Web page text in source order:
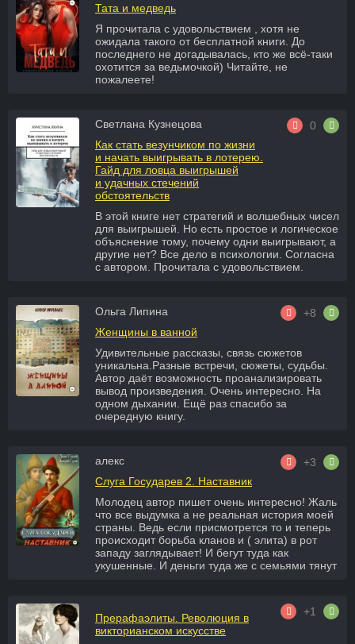
Тата и медведь
Я прочитала с удовольствием , хотя не
ожидала такого от бесплатной книги. До
последнего не догадывалась, кто же всё-таки
охотится за ведьмочкой) Читайте, не
пожалеете!
Светлана Кузнецова
0
Как стать везунчиком по жизни
и начать выигрывать в лотерею.
Гайд для ловца выигрышей
и удачных стечений
обстоятельств
В этой книге нет стратегий и волшебных чисел
для выигрышей. Но есть простое и логическое
объяснение тому, почему одни выигрывают, а
другие нет? Все дело в психологии. Согласна
с автором. Прочитала с удовольствием.
Ольга Липина
+8
Женщины в ванной
Удивительные рассказы, связь сюжетов
уникальна.Разные встречи, сюжеты, судьбы.
Автор даёт возможность проанализировать
вывод произведения. Очень интересно. На
одном дыхании. Ещё раз спасибо за
очередную книгу.
алекс
+3
Слуга Государев 2. Наставник
Молодец автор пишет очень интересно! Жаль
что все выдумка а не реальная история моей
страны. Ведь если присмотрется то и теперь
происходит борьба кланов и ( элита) в рот
западу заглядывает! И бегут туда как
укушенные. И деньги туда же с семьями тянут
+1
Прерафаэлиты. Революция в
викторианском искусстве